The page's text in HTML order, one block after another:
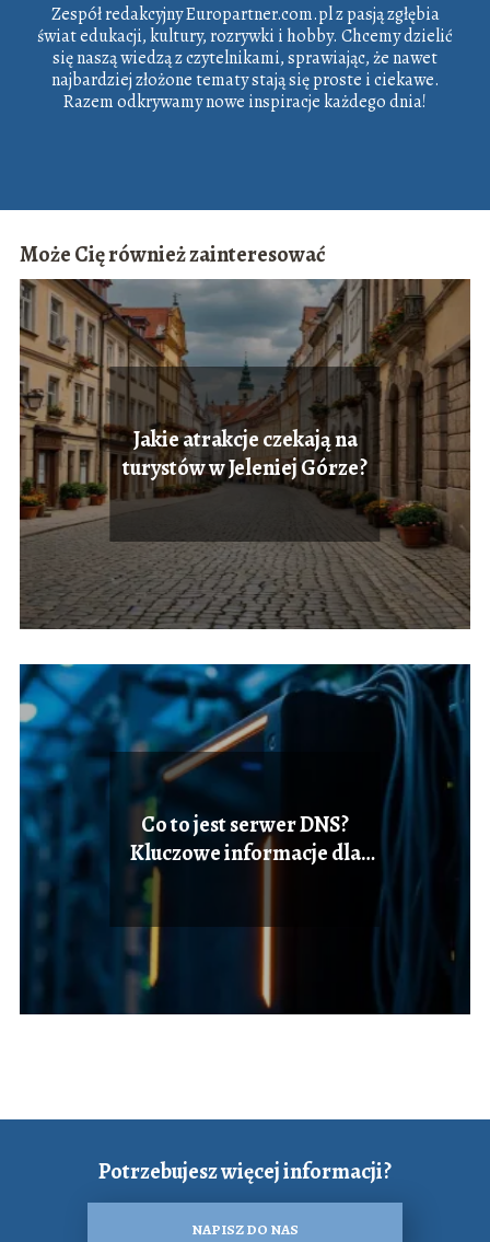
Zespół redakcyjny Europartner.com.pl z pasją zgłębia
świat edukacji, kultury, rozrywki i hobby. Chcemy dzielić
się naszą wiedzą z czytelnikami, sprawiając, że nawet
najbardziej złożone tematy stają się proste i ciekawe.
Razem odkrywamy nowe inspiracje każdego dnia!
Może Cię również zainteresować
Jakie atrakcje czekają na
turystów w Jeleniej Górze?
Co to jest serwer DNS?
Kluczowe informacje dla
użytkowników internetu
Potrzebujesz więcej informacji?
NAPISZ DO NAS